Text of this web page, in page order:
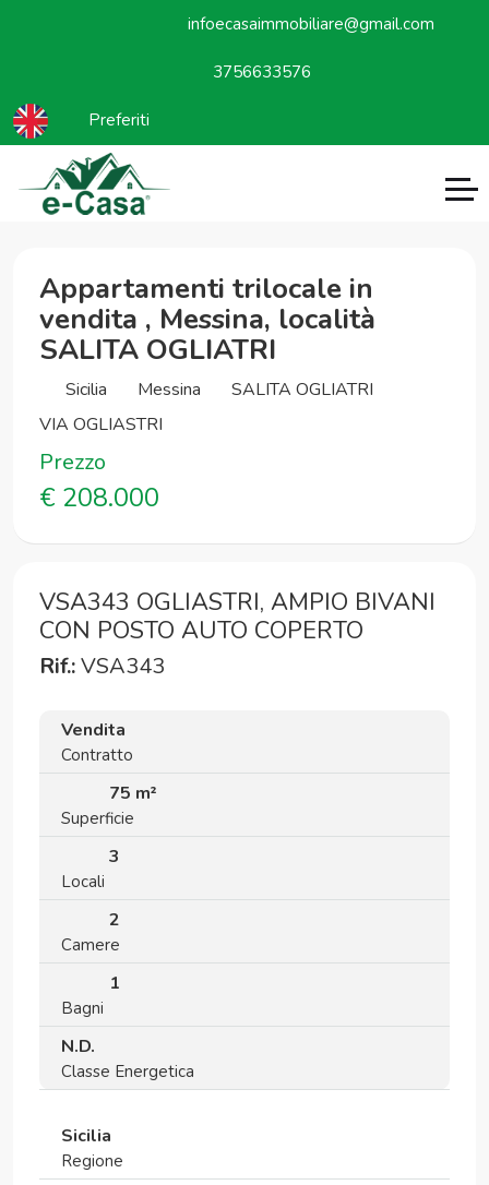
infoecasaimmobiliare@gmail.com
3756633576
Preferiti
Appartamenti trilocale in
vendita , Messina, località
SALITA OGLIATRI
Sicilia Messina
SALITA OGLIATRI
VIA OGLIASTRI
Prezzo
€ 208.000
VSA343 OGLIASTRI, AMPIO BIVANI
CON POSTO AUTO COPERTO
Rif.:VSA343
Vendita
Contratto
75 m²
Superficie
3
Locali
2
Camere
1
Bagni
N.D.
Classe Energetica
Sicilia
Regione